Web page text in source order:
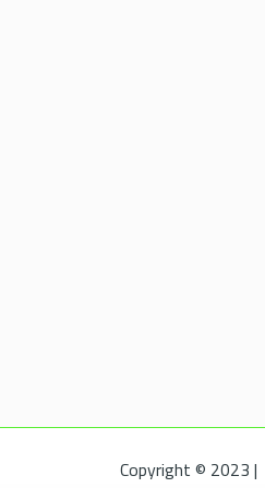
Copyright © 2023 |